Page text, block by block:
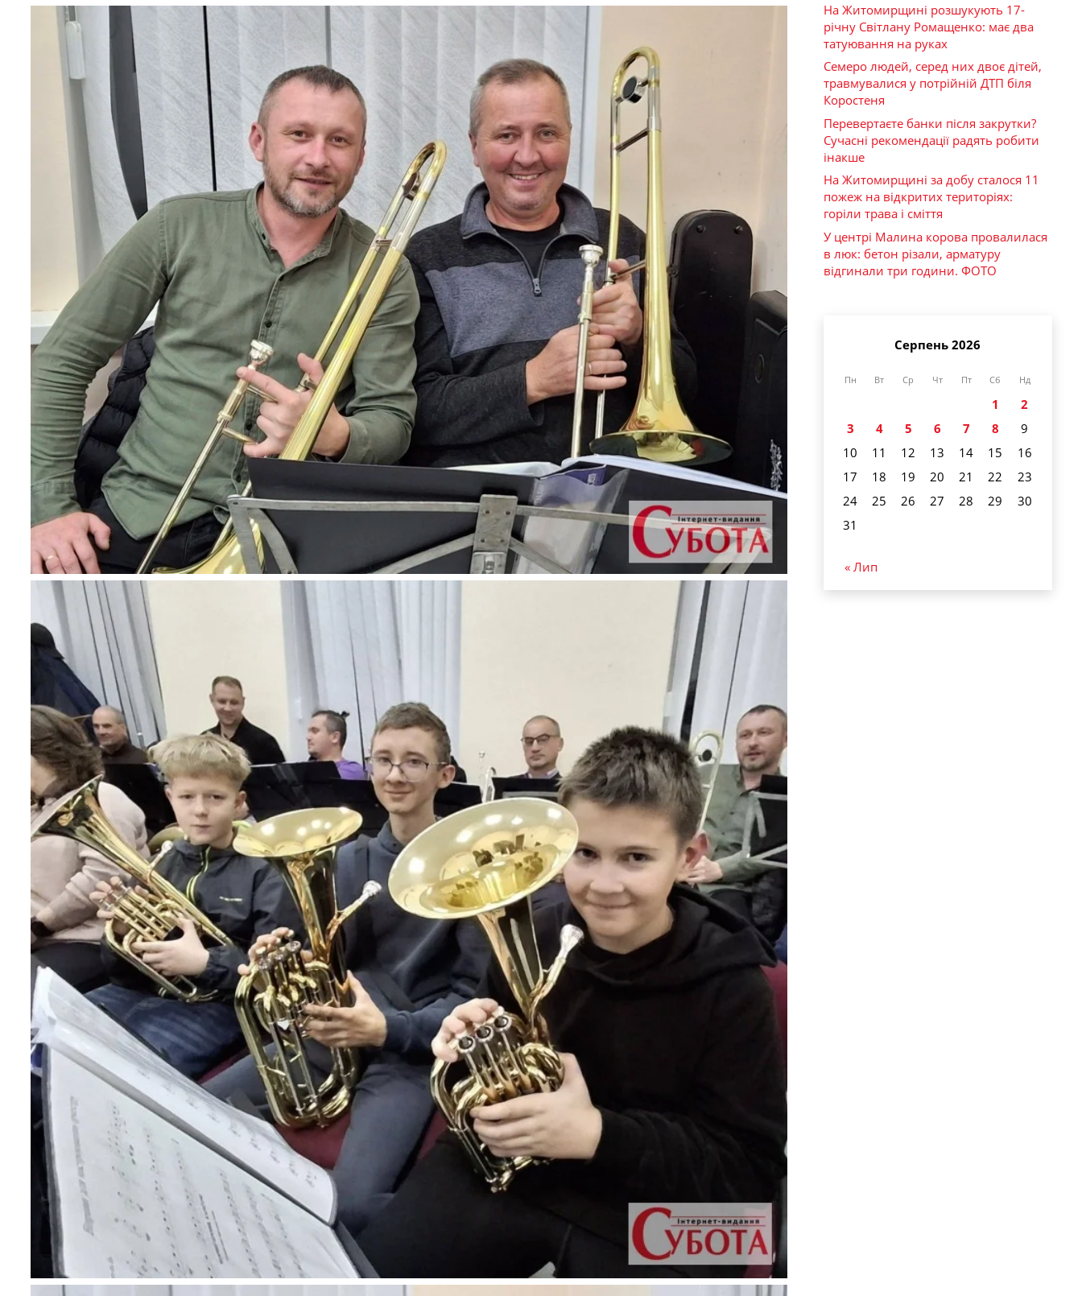
На Житомирщині розшукують 17-
річну Світлану Ромащенко: має два
татуювання на руках
Семеро людей, серед них двоє дітей,
травмувалися у потрійній ДТП біля
Коростеня
Перевертаєте банки після закрутки?
Сучасні рекомендації радять робити
інакше
На Житомирщині за добу сталося 11
пожеж на відкритих територіях:
горіли трава і сміття
У центрі Малина корова провалилася
в люк: бетон різали, арматуру
відгинали три години. ФОТО
Серпень 2026
Пн Вт Ср Чт Пт Сб Нд
1
2
3
4 5 6 7 8
9
10
11 12 13 14 15
16
17
18 19 20 21 22
23
24
25 26 27 28 29
30
31
« Лип